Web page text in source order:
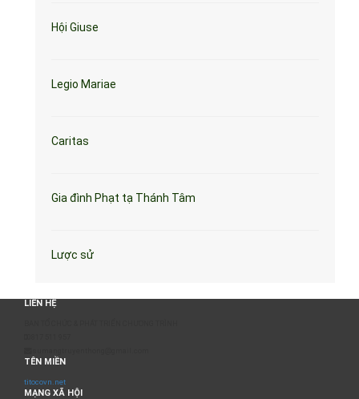
Hội Giuse
Legio Mariae
Caritas
Gia đình Phạt tạ Thánh Tâm
Lược sử
LIÊN HỆ
TÊN MIỀN
titocovn.net
MẠNG XÃ HỘI